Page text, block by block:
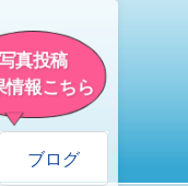
真投稿
情報こちら
ブログ